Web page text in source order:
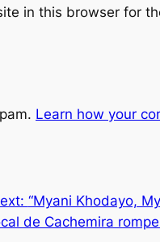
in this browser for
Learn how your
“Myani Khodayo,
de Cachemira